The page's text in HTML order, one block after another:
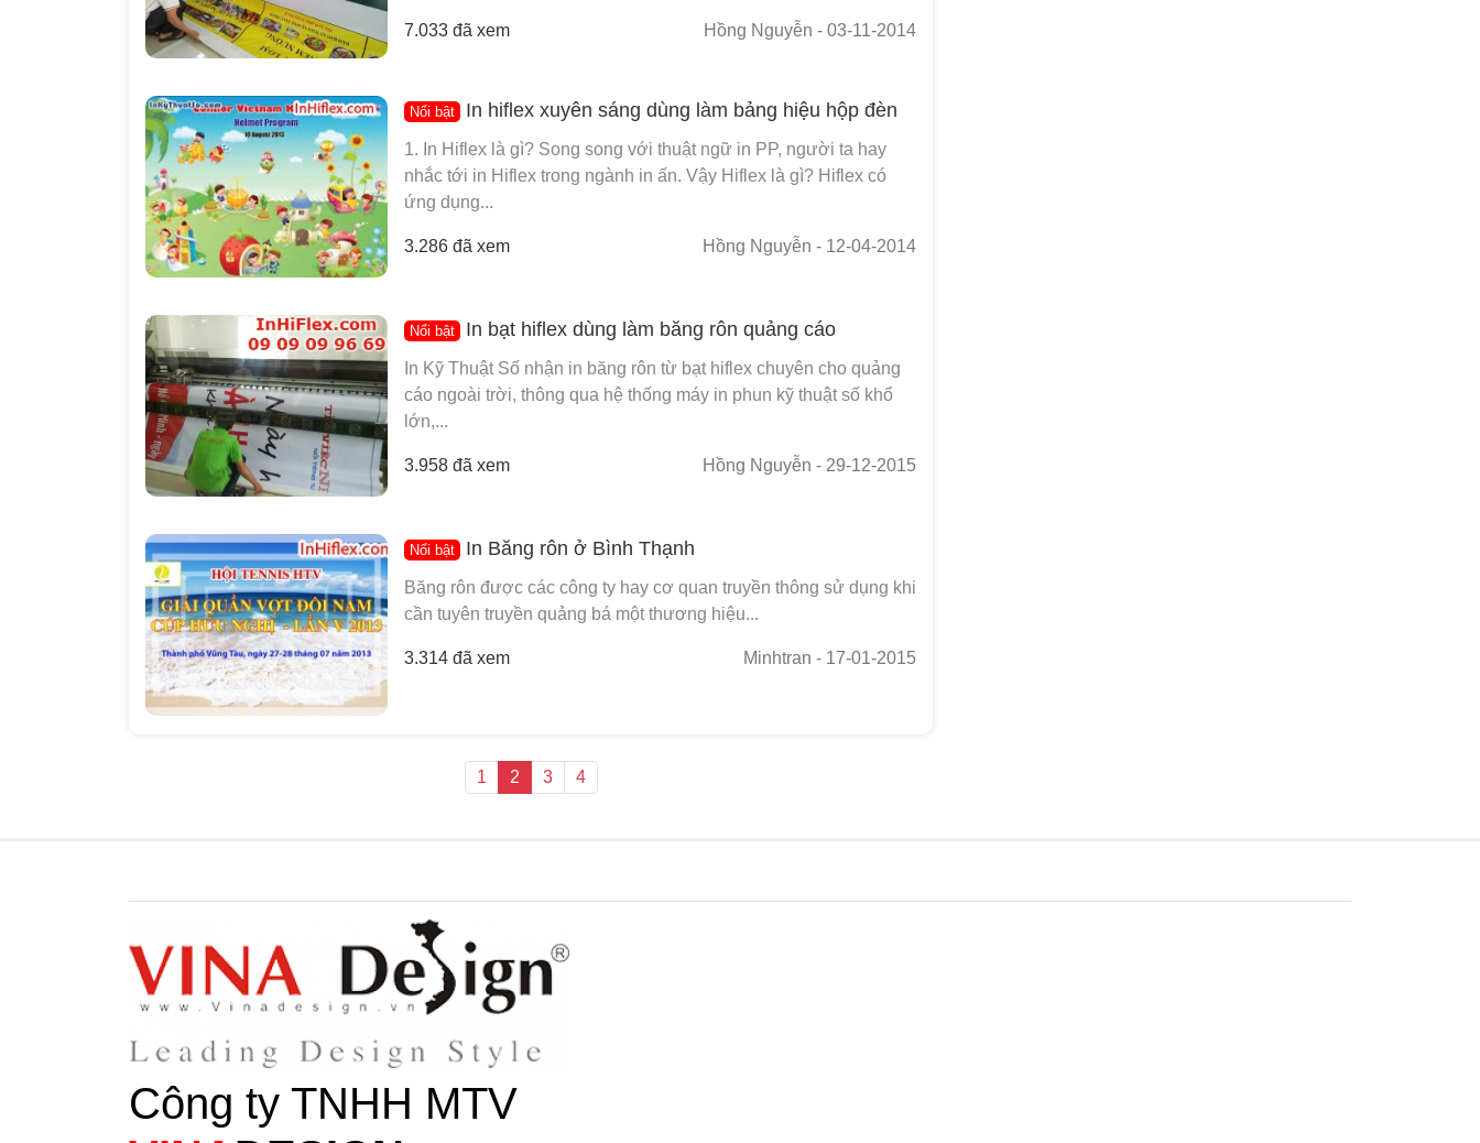
7.033 đã xem Hồng Nguyễn - 03-11-2014
Nổi bật In hiflex xuyên sáng dùng làm bảng hiệu hộp đèn
1. In Hiflex là gì? Song song với thuật ngữ in PP, người ta hay
nhắc tới in Hiflex trong ngành in ấn. Vậy Hiflex là gì? Hiflex có
ứng dụng...
3.286 đã xem Hồng Nguyễn - 12-04-2014
Nổi bật In bạt hiflex dùng làm băng rôn quảng cáo
In Kỹ Thuật Số nhận in băng rôn từ bạt hiflex chuyên cho quảng
cáo ngoài trời, thông qua hệ thống máy in phun kỹ thuật số khổ
lớn,...
3.958 đã xem Hồng Nguyễn - 29-12-2015
Nổi bật In Băng rôn ở Bình Thạnh
Băng rôn được các công ty hay cơ quan truyền thông sử dụng khi
cần tuyên truyền quảng bá một thương hiệu...
3.314 đã xem Minhtran - 17-01-2015
1 2 3 4
Công ty TNHH MTV